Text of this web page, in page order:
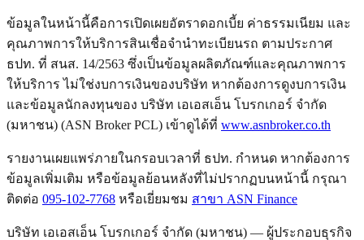
ข้อมูลในหน้านี้คือการเปิดเผยอัตราดอกเบี้ย ค่าธรรมเนียม และ
คุณภาพการให้บริการสินเชื่อจำนำทะเบียนรถ ตามประกาศ
ธปท. ที่ สนส. 14/2563 ซึ่งเป็นข้อมูลผลิตภัณฑ์และคุณภาพการ
ให้บริการ ไม่ใช่งบการเงินของบริษัท หากต้องการดูงบการเงิน
และข้อมูลนักลงทุนของ บริษัท เอเอสเอ็น โบรกเกอร์ จำกัด
(มหาชน) (ASN Broker PCL) เข้าดูได้ที่ www.asnbroker.co.th
รายงานเผยแพร่ภายในกรอบเวลาที่ ธปท. กำหนด หากต้องการ
ข้อมูลเพิ่มเติม หรือข้อมูลย้อนหลังที่ไม่ปรากฏบนหน้านี้ กรุณา
ติดต่อ 095-102-7768 หรือเยี่ยมชม สาขา ASN Finance
บริษัท เอเอสเอ็น โบรกเกอร์ จำกัด (มหาชน) — ผู้ประกอบธุรกิจ